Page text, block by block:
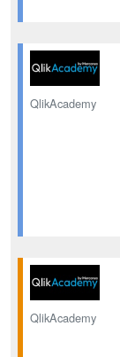
QlikAcademy
QlikAcademy